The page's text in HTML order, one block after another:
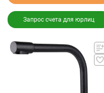
Запрос счета для юрлиц